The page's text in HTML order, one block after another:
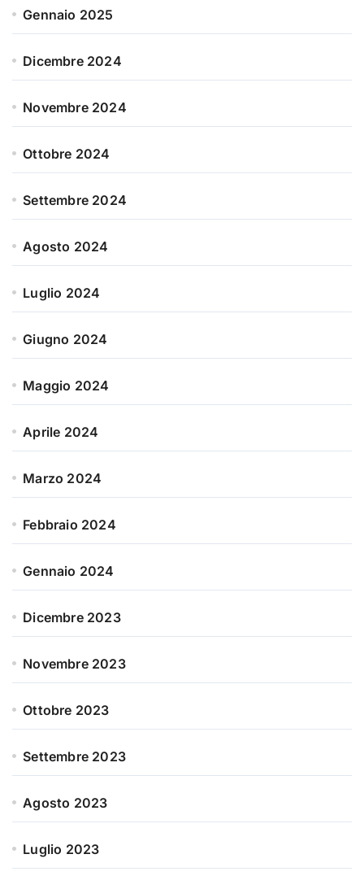
Gennaio 2025
Dicembre 2024
Novembre 2024
Ottobre 2024
Settembre 2024
Agosto 2024
Luglio 2024
Giugno 2024
Maggio 2024
Aprile 2024
Marzo 2024
Febbraio 2024
Gennaio 2024
Dicembre 2023
Novembre 2023
Ottobre 2023
Settembre 2023
Agosto 2023
Luglio 2023